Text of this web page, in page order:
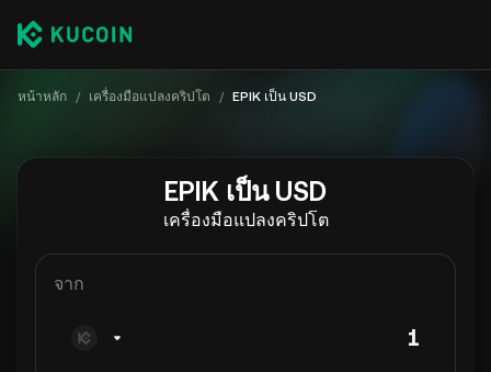
หน้าหลัก / เครื่องมือแปลงคริปโต / EPIK เป็น USD
EPIK เป็น USD
เครื่องมือแปลงคริปโต
จาก